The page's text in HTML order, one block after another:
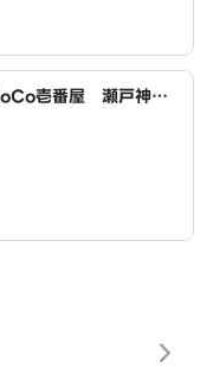
壱番屋 瀬戸神川